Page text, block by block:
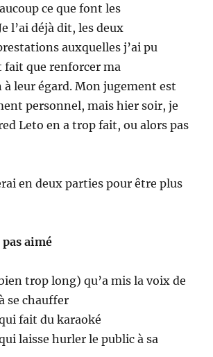
ce que font les
l’ai déjà dit, les deux
auxquelles j’ai pu
fait que renforcer ma
leur égard. Mon jugement est
personnel, mais hier soir, je
Leto en a trop fait, ou alors pas
en deux parties pour être plus
pas aimé
trop long) qu’a mis la voix de
se chauffer
fait du karaoké
laisse hurler le public à sa